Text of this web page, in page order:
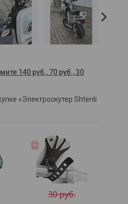
140 руб., 70 руб., 30
«Электроскутер Shtenli
30 руб.